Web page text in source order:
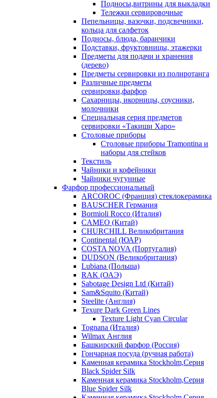
Подносы,витрины для выкладки
Тележки сервировочные
Пепельницы, вазочки, подсвечники,
кольца для салфеток
Подносы, блюда, баранчики
Подставки, фруктовницы, этажерки
Предметы для подачи и хранения
(дерево)
Предметы сервировки из полиротанга
Различные предметы
сервировки,фарфор
Сахарницы, икорницы, соусники,
молочники
Специальная серия предметов
сервировки «Такиши Харо»
Столовые приборы
Столовые приборы Trаmоntina и
наборы для стейков
Текстиль
Чайники и кофейники
Чайники чугунные
Фарфор профессиональный
ARCOROC (Франция) стеклокерамика
BAUSCHER Германия
Bormioli Rocco (Италия)
CAMEO (Китай)
CHURCHILL Великобритания
Continental (ЮАР)
COSTA NOVA (Португалия)
DUDSON (Великобритания)
Lubiana (Польша)
RAK (ОАЭ)
Sabotage Design Ltd (Китай)
Sam&Squito (Китай)
Steelite (Англия)
Texure Dark Green Lines
Texture Light Cyan Circular
Tognana (Италия)
Wilmax Англия
Башкирский фарфор (Россия)
Гончарная посуда (ручная работа)
Каменная керамика Stockholm,Серия
Black Spider Silk
Каменная керамика Stockholm,Серия
Blue Spider Silk